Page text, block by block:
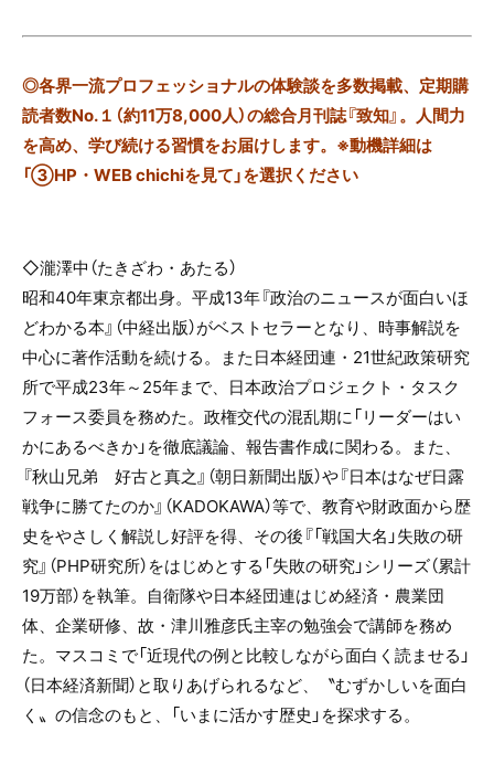
◎各界一流プロフェッショナルの体験談を多数掲載、定期購
読者数No.１（約11万8,000人）の総合月刊誌『致知』。人間力
を高め、学び続ける習慣をお届けします。※動機詳細は
「③HP・WEB chichiを見て」を選択ください
◇瀧澤中（たきざわ・あたる）
昭和40年東京都出身。平成13年『政治のニュースが面白いほ
どわかる本』（中経出版）がベストセラーとなり、時事解説を
中心に著作活動を続ける。また日本経団連・ 21世紀政策研究
所で平成23年～25年まで、日本政治プロジェクト・タスク
フォース委員を務めた。政権交代の混乱期に「リーダーはい
かにあるべきか」を徹底議論、報告書作成に関わる。また、
『秋山兄弟 好古と真之』（朝日新聞出版）や『日本はなぜ日露
戦争に勝てたのか』（KADOKAWA）等で、教育や財政面から歴
史をやさしく解説し好評を得、その後『「戦国大名」失敗の研
究』（PHP研究所）をはじめとする「失敗の研究」シリーズ（累計
19万部）を執筆。自衛隊や日本経団連はじめ経済・農業団
体、企業研修、故・津川雅彦氏主宰の勉強会で講師を務め
た。マスコミで「近現代の例と比較しながら面白く読ませる」
（日本経済新聞）と取りあげられるなど、〝むずかしいを面白
く〟の信念のもと、「いまに活かす歴史」を探求する。